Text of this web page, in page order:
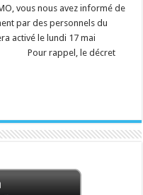
vous nous avez informé de
par des personnels du
le lundi 17 mai
Pour rappel, le décret